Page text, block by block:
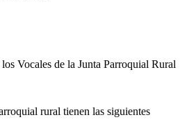
Vocales de la Junta Parroquial Rural
rural tienen las siguientes